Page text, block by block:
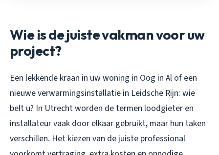
Wie is de juiste vakman voor uw
project?
Een lekkende kraan in uw woning in Oog in Al of een
nieuwe verwarmingsinstallatie in Leidsche Rijn: wie
belt u? In Utrecht worden de termen loodgieter en
installateur vaak door elkaar gebruikt, maar hun taken
verschillen. Het kiezen van de juiste professional